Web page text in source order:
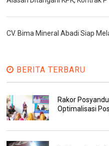
CV. Bima Mineral Abadi Siap
BERITA TERBARU
Rakor
Optimalisasi